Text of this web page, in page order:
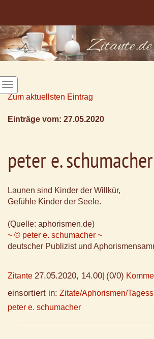
Zum aktuellsten Eintrag
Einträge vom: 27.05.2020
peter e. schumacher
Launen sind Kinder der Willkür,
Gefühle Kinder der Seele.
(Quelle: aphorismen.de)
~ © peter e. schumacher ~
deutscher Publizist und
Zitante 27.05.2020, 14.00 (0/0)
einsortiert in: Zitate/Aphorismen/
peter e. schumacher